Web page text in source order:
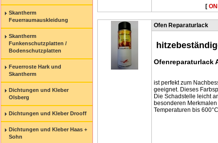
Skantherm
Feuerraumauskleidung
Skantherm
Funkenschutzplatten /
Bodenschutzplatten
Feuerroste Hark und
Skantherm
Dichtungen und Kleber
Olsberg
Dichtungen und Kleber Drooff
Dichtungen und Kleber Haas +
Sohn
[
Ofen Reparaturlack
Ofenreparaturlack
ist perfekt zum
geeignet. Dieses
Die Schadstelle leicht
besonderen
Temperaturen bis